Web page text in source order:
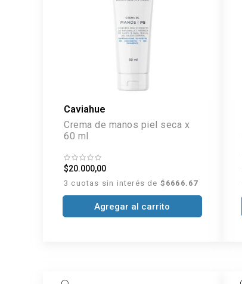
Caviahue
Crema de manos piel seca x
60 ml
$20.000,00
3 cuotas sin interés de $6666.67
Agregar al carrito